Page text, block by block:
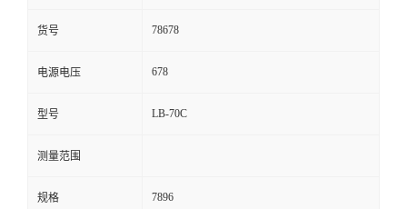
言
货号 78678
电源电压 678
型号 LB-70C
测量范围
规格 7896